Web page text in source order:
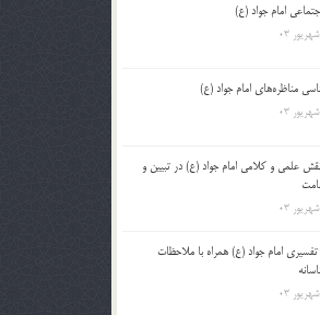
امام جواد (ع)
مناظره‌های امام جواد (ع)
علمی و کلامی امام جواد (ع) در تبیین و
امام جواد (ع) همراه با ملاحظات